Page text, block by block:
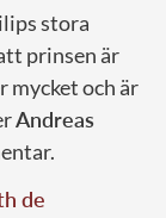
stora
prinsen är
mycket och är
Andreas
de